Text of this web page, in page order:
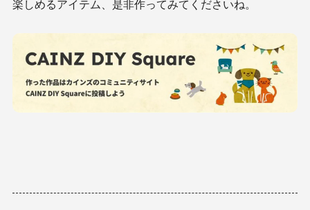
楽しめるアイテム、是非作ってみてくださいね。